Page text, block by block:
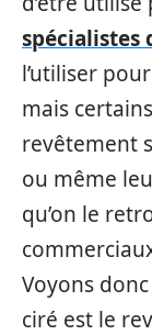
spécialistes
l’utiliser
mais
revêtement
ou même
qu’on le
Voyons
ciré est le